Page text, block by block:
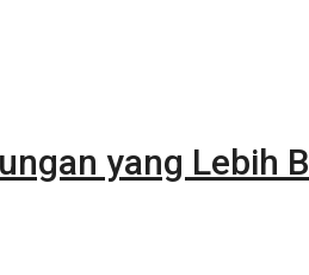
yang Lebih